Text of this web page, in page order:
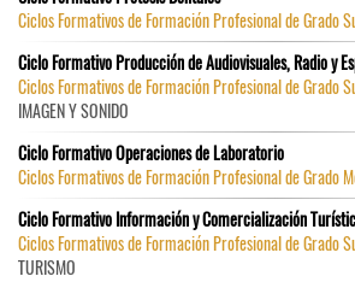
Ciclos Formativos de Formación Profesional de Grado
Ciclo Formativo Producción de Audiovisuales, Radio y
Ciclos Formativos de Formación Profesional de Grado
IMAGEN Y SONIDO
Ciclo Formativo Operaciones de Laboratorio
Ciclos Formativos de Formación Profesional de Grado
Ciclo Formativo Información y Comercialización
Ciclos Formativos de Formación Profesional de Grado
TURISMO